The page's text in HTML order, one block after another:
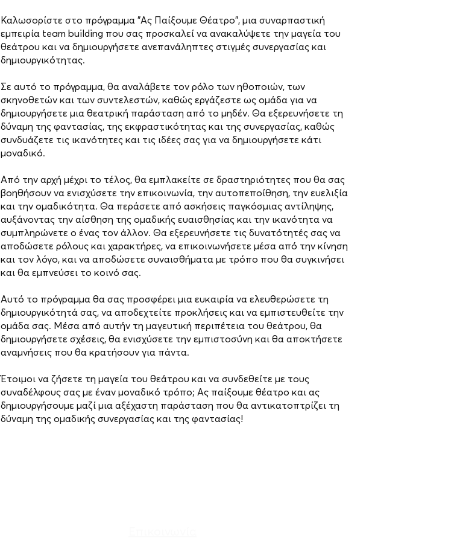
Καλωσορίστε στο πρόγραμμα "Ας Παίξουμε Θέατρο", μια συναρπαστική
εμπειρία team building που σας προσκαλεί να ανακαλύψετε την μαγεία του
θεάτρου και να δημιουργήσετε ανεπανάληπτες στιγμές συνεργασίας και
δημιουργικότητας.
Σε αυτό το πρόγραμμα, θα αναλάβετε τον ρόλο των ηθοποιών, των
σκηνοθετών και των συντελεστών, καθώς εργάζεστε ως ομάδα για να
δημιουργήσετε μια θεατρική παράσταση από το μηδέν. Θα εξερευνήσετε τη
δύναμη της φαντασίας, της εκφραστικότητας και της συνεργασίας, καθώς
συνδυάζετε τις ικανότητες και τις ιδέες σας για να δημιουργήσετε κάτι
μοναδικό.
Από την αρχή μέχρι το τέλος, θα εμπλακείτε σε δραστηριότητες που θα σας
βοηθήσουν να ενισχύσετε την επικοινωνία, την αυτοπεποίθηση, την ευελιξία
και την ομαδικότητα. Θα περάσετε από ασκήσεις παγκόσμιας αντίληψης,
αυξάνοντας την αίσθηση της ομαδικής ευαισθησίας και την ικανότητα να
συμπληρώνετε ο ένας τον άλλον. Θα εξερευνήσετε τις δυνατότητές σας να
αποδώσετε ρόλους και χαρακτήρες, να επικοινωνήσετε μέσα από την κίνηση
και τον λόγο, και να αποδώσετε συναισθήματα με τρόπο που θα συγκινήσει
και θα εμπνεύσει το κοινό σας.
Αυτό το πρόγραμμα θα σας προσφέρει μια ευκαιρία να ελευθερώσετε τη
δημιουργικότητά σας, να αποδεχτείτε προκλήσεις και να εμπιστευθείτε την
ομάδα σας. Μέσα από αυτήν τη μαγευτική περιπέτεια του θεάτρου, θα
δημιουργήσετε σχέσεις, θα ενισχύσετε την εμπιστοσύνη και θα αποκτήσετε
αναμνήσεις που θα κρατήσουν για πάντα.
Έτοιμοι να ζήσετε τη μαγεία του θεάτρου και να συνδεθείτε με τους
συναδέλφους σας με έναν μοναδικό τρόπο; Ας παίξουμε θέατρο και ας
δημιουργήσουμε μαζί μια αξέχαστη παράσταση που θα αντικατοπτρίζει τη
δύναμη της ομαδικής συνεργασίας και της φαντασίας!